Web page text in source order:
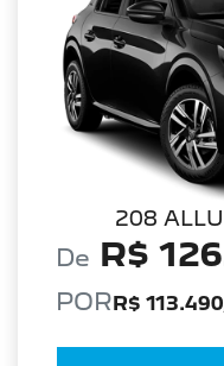
208
De R$
PORR$